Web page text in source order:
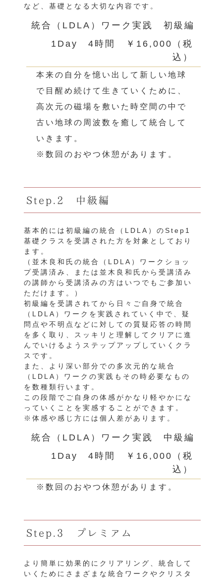
など、基礎となる大切な内容です。
統合（LDLA）ワーク実践 初級編
1Day 4時間 ￥16,000（税
込）
本来の自分を憶い出して新しい地球
で目醒め続けて生きていくために、
高次元の磁場を敷いた時空間の中で
古い地球の周波数を癒して統合して
いきます。
※数回のおやつ休憩があります。
Step.2 中級編
基本的には初級編の統合（LDLA）のStep1
基礎クラスを受講された方を対象としており
ます。
（並木良和氏の統合（LDLA）ワークショッ
プ受講済み、または並木良和氏から受講済み
の講師から受講済みの方はいつでもご参加い
ただけます。）
初級編を受講されてから日々ご自身で統合
（LDLA）ワークを実践されていく中で、疑
問点や不明点などに対しての質疑応答の時間
を多く取り、スッキリと理解してクリアに進
んでいけるようステップアップしていくクラ
スです。
また、より深い部分での多次元的な統合
（LDLA）ワークの実践もその時必要なもの
を数種類行います。
この段階でご自身の体感がかなり軽やかにな
っていくことを実感することができます。
※体感や感じ方には個人差があります。
統合（LDLA）ワーク実践 中級編
1Day 4時間 ￥16,000（税
込）
※数回のおやつ休憩があります。
Step.3 プレミアム
より簡単に効果的にクリアリング、統合して
いくためにさまざまな統合ワークやクリスタ